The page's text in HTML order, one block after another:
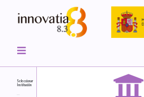
Seleccionar
Institución